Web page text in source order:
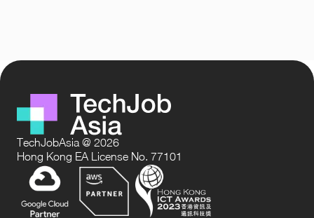
TechJobAsia @ 2026
Hong Kong EA License No. 77101